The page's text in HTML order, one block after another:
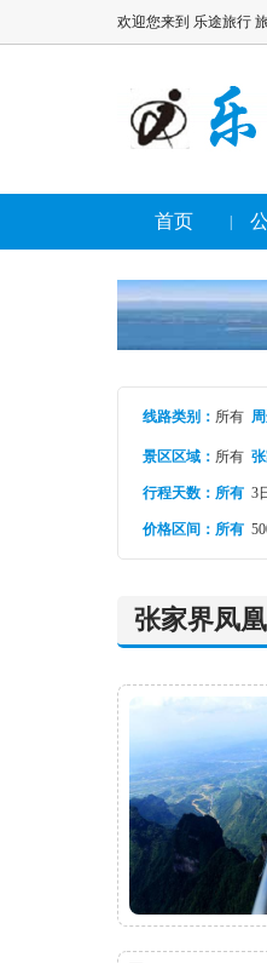
欢迎您来到 乐途旅行
首页
线路类别 ： 所有
景区区域： 所有
行程天数： 所有 3
价格区间： 所有
张家界凤凰